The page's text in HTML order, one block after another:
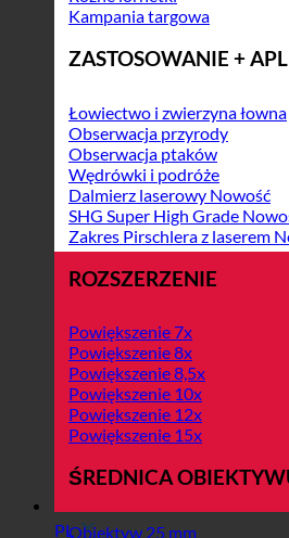
PL
Kampania targowa
ZASTOSOWANIE +
Łowiectwo i zwierzyna łowna
Obserwacja przyrody
Obserwacja ptaków
Wędrówki i podróże
Dalmierz laserowy
SHG Super High Grade
Zakres Pirschlera z laserem
ROZSZERZENIE
Powiększenie 7x
Powiększenie 8x
Powiększenie 8,5x
Powiększenie 10x
Powiększenie 12x
Powiększenie 15x
ŚREDNICA
Obiektyw 25 mm